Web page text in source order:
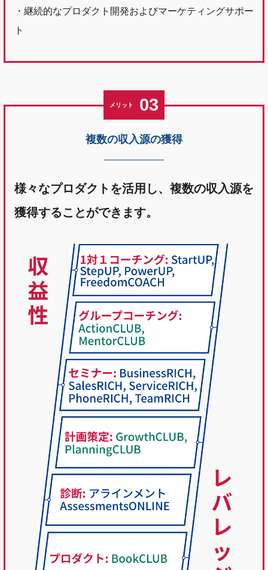
・継続的なプロダクト開発およびマーケティングサポー
ト
メリット 03
複数の収入源の獲得
様々なプロダクトを活用し、複数の収入源を
獲得することができます。